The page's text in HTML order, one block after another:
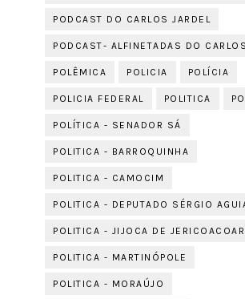
PODCAST DO CARLOS JARDEL
PODCAST- ALFINETADAS DO
POLÊMICA POLICIA POLÍCIA
POLICIA FEDERAL POLITICA
POLÍTICA - SENADOR SÁ
POLITICA - BARROQUINHA
POLITICA - CAMOCIM
POLITICA - DEPUTADO SÉRGIO
POLITICA - JIJOCA DE
POLITICA - MARTINÓPOLE
POLITICA - MORAÚJO